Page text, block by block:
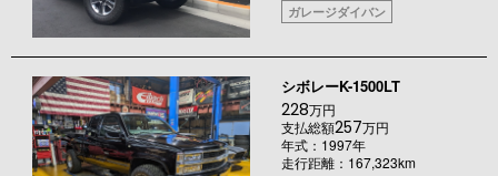
ガレージダイバン
シボレーK-1500LT
228万円
支払総額257万円
年式：1997年
走行距離：167,323km